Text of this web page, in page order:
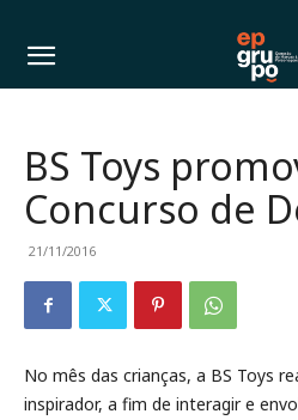
BS Toys
Concurso de
21/11/2016
No mês das crianças, a BS Toys
inspirador, a fim de interagir e